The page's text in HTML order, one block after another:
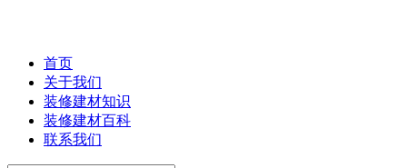
首页
关于我们
装修建材知识
装修建材百科
联系我们